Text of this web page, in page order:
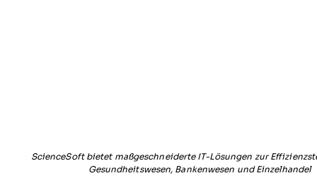
ScienceSoft bietet maßgeschneiderte IT-Lösungen zur
Gesundheitswesen, Bankenwesen und Einzelhandel